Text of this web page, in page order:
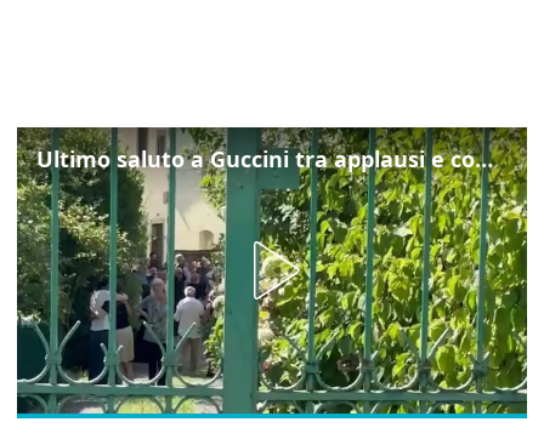
Ultimo saluto a Guccini tra applausi e commozione a Pavana